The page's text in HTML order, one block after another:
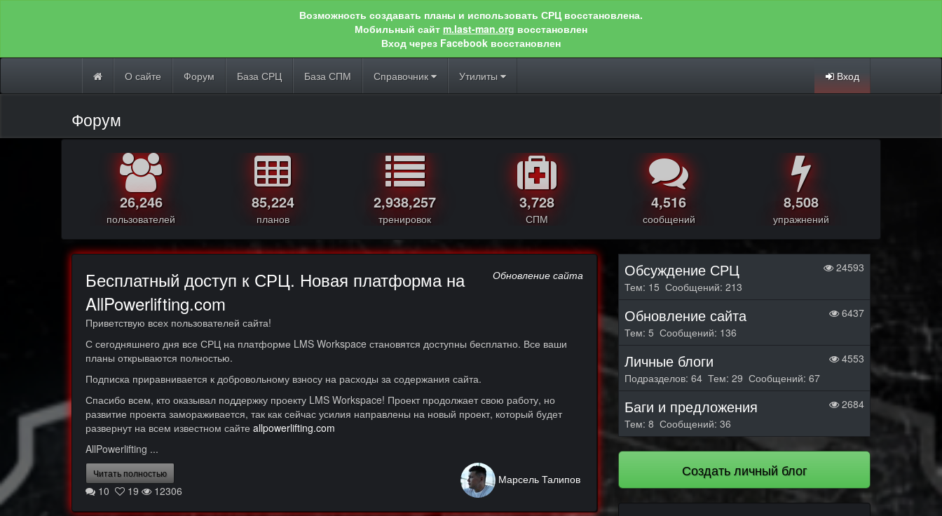
Возможность создавать планы и использовать СРЦ восстановлена.
Мобильный сайт m.last-man.org восстановлен
Вход через Facebook восстановлен
О сайте Форум База СРЦ База СПМ Справочник Утилиты Вход
Форум
26,246
пользователей
85,224
планов
2,938,257
тренировок
3,728
СПМ
4,516
сообщений
8,508
упражнений
Обновление сайта
Бесплатный доступ к СРЦ. Новая платформа на
AllPowerlifting.com
Приветствую всех пользователей сайта!
С сегодняшнего дня все СРЦ на платформе LMS Workspace становятся доступны бесплатно. Все ваши
планы открываются полностью.
Подписка приравнивается к добровольному взносу на расходы за содержания сайта.
Спасибо всем, кто оказывал поддержку проекту LMS Workspace! Проект продолжает свою работу, но
развитие проекта замораживается, так как сейчас усилия направлены на новый проект, который будет
развернут на всем известном сайте allpowerlifting.com
AllPowerlifting ...
Читать полностью
10 19 12306
Марсель Талипов
Обсуждение СРЦ
24593
Тем: 15 Сообщений: 213
Обновление сайта
6437
Тем: 5 Сообщений: 136
Личные блоги
4553
Подразделов: 64 Тем: 29 Сообщений: 67
Баги и предложения
2684
Тем: 8 Сообщений: 36
Создать личный блог